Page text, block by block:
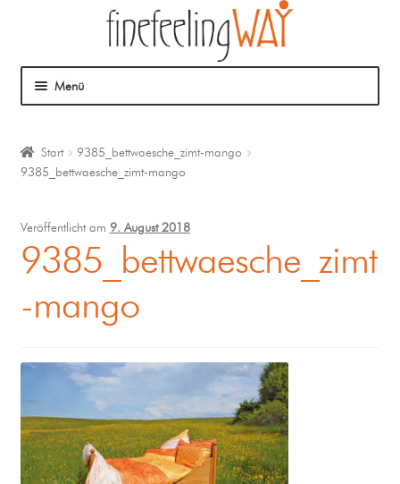
Menü
Mein Angebot
Coaching
Klangmassage
Start
9385_bettwaesche_zimt-mango
9385_bettwaesche_zimt-mango
Veröffentlicht am 9. August 2018
9385_bettwaesche_zimt
-mango